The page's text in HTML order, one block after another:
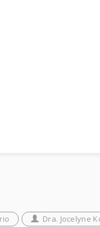
Dra. Jocelyne